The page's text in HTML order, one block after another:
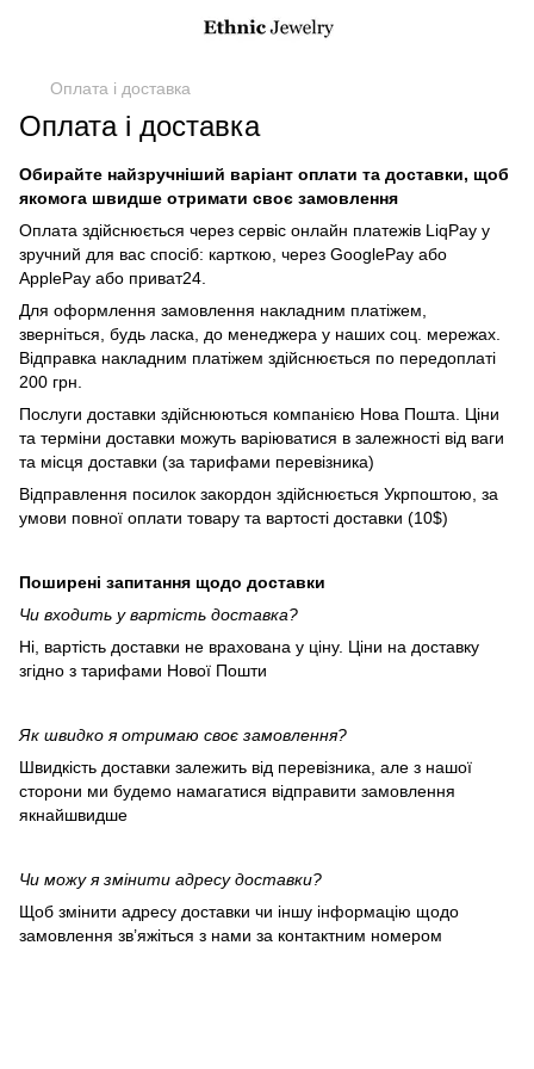
Оплата і доставка
Оплата і доставка
Обирайте найзручніший варіант оплати та доставки, щоб
якомога швидше отримати своє замовлення
Оплата здійснюється через сервіс онлайн платежів LiqPay у
зручний для вас спосіб: карткою, через GooglePay або
ApplePay або приват24.
Для оформлення замовлення накладним платіжем,
зверніться, будь ласка, до менеджера у наших соц. мережах.
Відправка накладним платіжем здійснюється по передоплаті
200 грн.
Послуги доставки здійснюються компанією Нова Пошта. Ціни
та терміни доставки можуть варіюватися в залежності від ваги
та місця доставки (за тарифами перевізника)
Відправлення посилок закордон здійснюється Укрпоштою, за
умови повної оплати товару та вартості доставки (10$)
Поширені запитання щодо доставки
Чи входить у вартість доставка?
Ні, вартість доставки не врахована у ціну. Ціни на доставку
згідно з тарифами Нової Пошти
Як швидко я отримаю своє замовлення?
Швидкість доставки залежить від перевізника, але з нашої
сторони ми будемо намагатися відправити замовлення
якнайшвидше
Чи можу я змінити адресу доставки?
Щоб змінити адресу доставки чи іншу інформацію щодо
замовлення зв’яжіться з нами за контактним номером